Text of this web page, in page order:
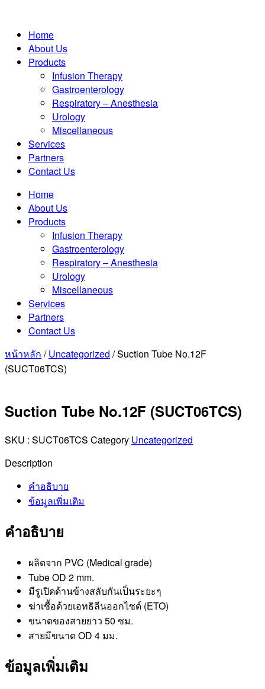
Home
About Us
Products
Infusion Therapy
Gastroenterology
Respiratory – Anesthesia
Urology
Miscellaneous
Services
Partners
Contact Us
Home
About Us
Products
Infusion Therapy
Gastroenterology
Respiratory – Anesthesia
Urology
Miscellaneous
Services
Partners
Contact Us
หน้าหลัก /Uncategorized / Suction Tube No.12F
(SUCT06TCS)
Suction Tube No.12F (SUCT06TCS)
SKU : SUCT06TCS Category Uncategorized
Description
คำอธิบาย
ข้อมูลเพิ่มเติม
คำอธิบาย
ผลิตจาก PVC (Medical grade)
Tube OD 2 mm.
มีรูเปิดด้านข้างสลับกันเป็นระยะๆ
ฆ่าเชื้อด้วยเอทธิลีนออกไซด์ (ETO)
ขนาดของสายยาว 50 ซม.
สายมีขนาด OD 4 มม.
ข้อมูลเพิ่มเติม